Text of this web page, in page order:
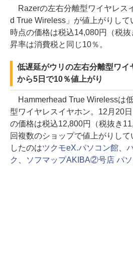
Razerの左右分離型ワイヤレス
d True Wireless」が値上がりして
時点の価格は税込14,080円（税
昇率は消費税と同じ10％。
低遅延がウリの左右分離型ワイ
から5日で10％値上がり
Hammerhead True Wirelessは
型ワイヤレスイヤホン。12月20
の価格は税込12,800円（税抜き
回複数のショップで値上がりし
したのはツクモeX.パソコン館、
ク
ソフマップAKIBA②号店 パ